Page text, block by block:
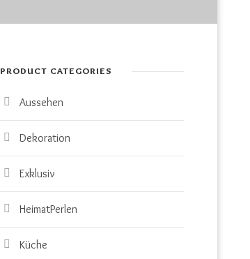
PRODUCT CATEGORIES
Aussehen
Dekoration
Exklusiv
HeimatPerlen
Küche